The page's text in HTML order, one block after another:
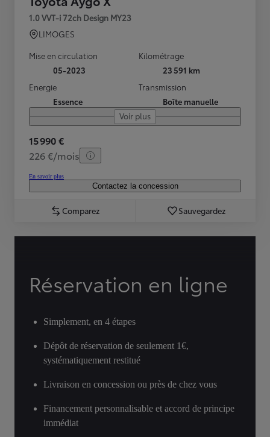
1.0 VVT-i 72ch Design MY23
LIMOGES
Mise en circulation
05-2023
Kilométrage
23 591 km
Energie
Essence
Transmission
Boîte manuelle
Voir plus
15 990 €
226 €/mois
En savoir plus
Contactez la concession
Comparez Sauvegardez
Réservation en ligne
Simplement, en 4 étapes
Dépôt de réservation de seulement 1€,
systématiquement restitué
Livraison en concession ou près de chez vous
Financement personnalisable et accord de principe
immédiat